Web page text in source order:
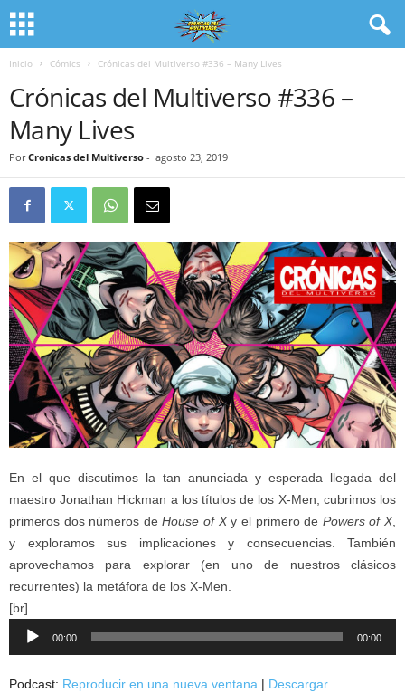
Inicio Cómics Crónicas del Multiverso #336 – Many Lives
Crónicas del Multiverso #336 –
Many Lives
Por Cronicas del Multiverso - agosto 23, 2019
En el que discutimos la tan anunciada y esperada llegada del
maestro Jonathan Hickman a los títulos de los X-Men; cubrimos los
primeros dos números deHouse of Xy el primero de Powers of X,
y exploramos sus implicaciones y consecuencias. También
aprovechamos para explorar (en uno de nuestros clásicos
recurrentes) la metáfora de los X-Men.
[br]
Reproductor
00:00 00:00
Podcast: Reproducir en una nueva ventana | Descargar